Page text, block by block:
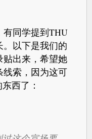
有同学提到THU
以下是我们的
出来，希望她
索，因为这可
西了：